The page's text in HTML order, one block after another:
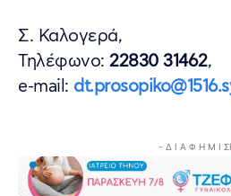
Σ. Καλογερά,
Τηλέφωνο: 22830 31462,
e-mail:
- Δ Ι Α Φ Η Μ Ι